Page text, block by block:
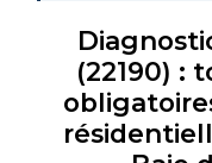
(22190) :